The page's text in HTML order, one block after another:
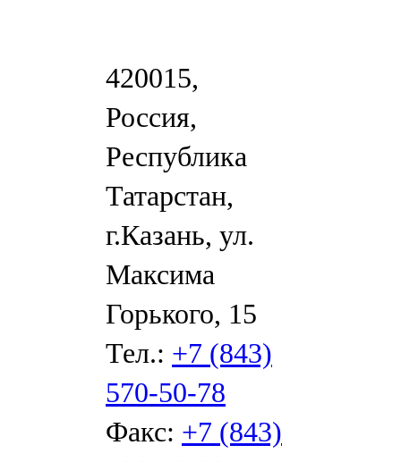
420015,
Россия,
Республика
Татарстан,
г.Казань, ул.
Максима
Горького, 15
Тел.: +7 (843)
570-50-78
Факс: +7 (843)